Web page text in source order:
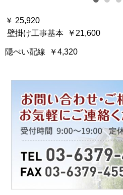
￥ 25,920
壁掛け工事基本 ￥21,600
隠ぺい配線 ￥4,320